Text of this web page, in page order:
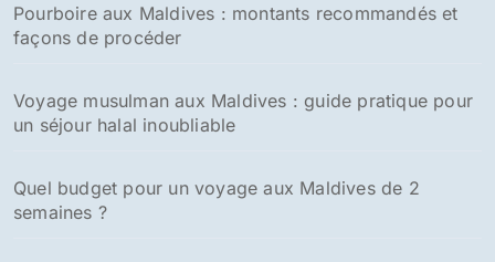
Pourboire aux Maldives : montants recommandés et
façons de procéder
Voyage musulman aux Maldives : guide pratique pour
un séjour halal inoubliable
Quel budget pour un voyage aux Maldives de 2
semaines ?